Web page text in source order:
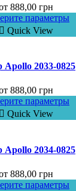
888,00 грн
параметры
Quick View
Apollo 2033-0825
888,00 грн
параметры
Quick View
Аpollo 2034-0825
888,00 грн
параметры